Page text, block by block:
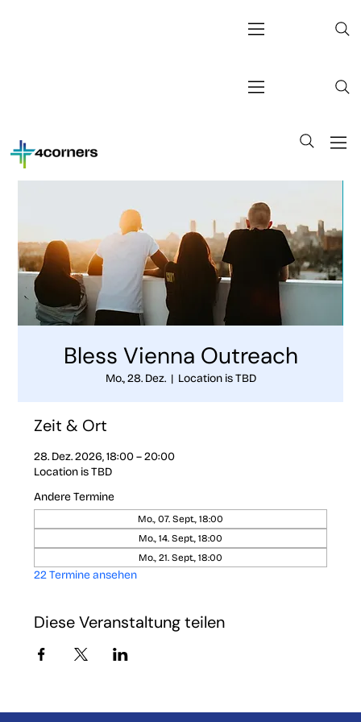
Bless Vienna Outreach
Mo., 28. Dez.
  |
Location is TBD
Zeit & Ort
28. Dez. 2026, 18:00 – 20:00
Location is TBD
Andere Termine
Mo., 07. Sept., 18:00
Mo., 14. Sept., 18:00
Mo., 21. Sept., 18:00
22 Termine ansehen
Diese Veranstaltung teilen